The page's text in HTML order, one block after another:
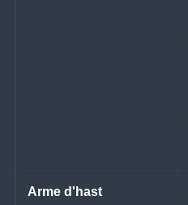
Arme d'hast